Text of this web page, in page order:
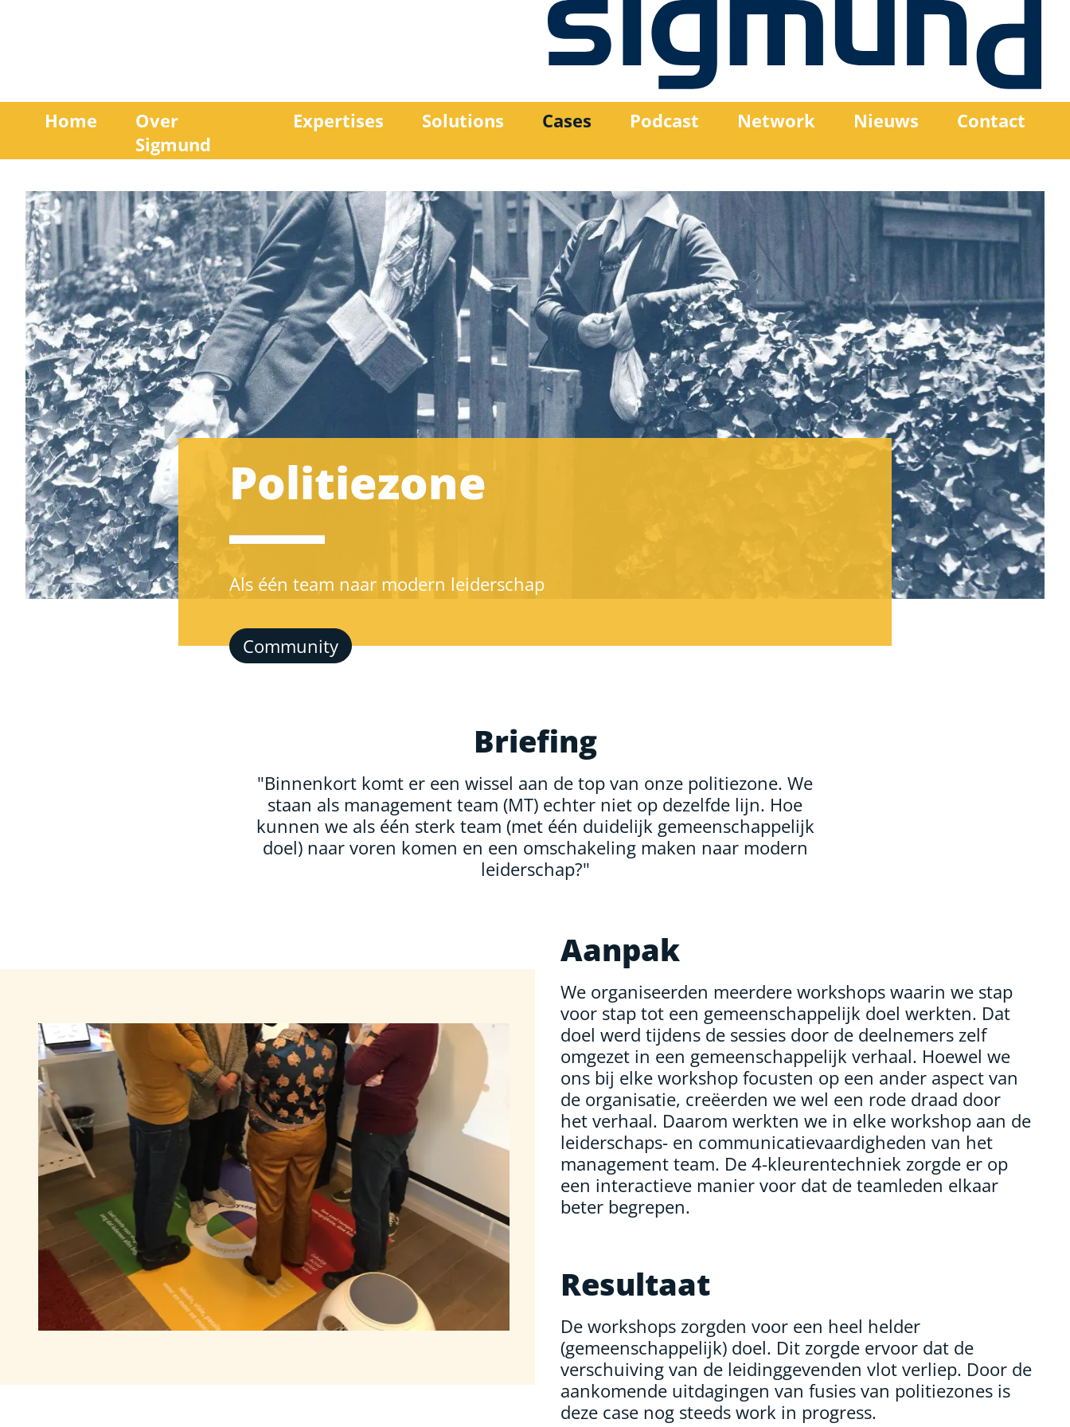
Home
Over
Sigmund
Expertises Solutions Cases Podcast Network Nieuws Contact
Politiezone
Als één team naar modern leiderschap
Community
Briefing
"Binnenkort komt er een wissel aan de top van onze politiezone. We
staan als management team (MT) echter niet op dezelfde lijn. Hoe
kunnen we als één sterk team (met één duidelijk gemeenschappelijk
doel) naar voren komen en een omschakeling maken naar modern
leiderschap?"
Aanpak
We organiseerden meerdere workshops waarin we stap
voor stap tot een gemeenschappelijk doel werkten. Dat
doel werd tijdens de sessies door de deelnemers zelf
omgezet in een gemeenschappelijk verhaal. Hoewel we
ons bij elke workshop focusten op een ander aspect van
de organisatie, creëerden we wel een rode draad door
het verhaal. Daarom werkten we in elke workshop aan de
leiderschaps- en communicatievaardigheden van het
management team. De 4-kleurentechniek zorgde er op
een interactieve manier voor dat de teamleden elkaar
beter begrepen.
Resultaat
De workshops zorgden voor een heel helder
(gemeenschappelijk) doel. Dit zorgde ervoor dat de
verschuiving van de leidinggevenden vlot verliep. Door de
aankomende uitdagingen van fusies van politiezones is
deze case nog steeds work in progress.